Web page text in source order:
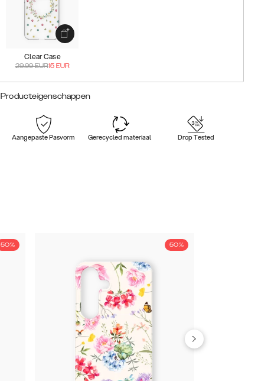
Clear Case
29.99EUR15 EUR
Producteigenschappen
Aangepaste Pasvorm Gerecycled materiaal Drop Tested
50% 50%